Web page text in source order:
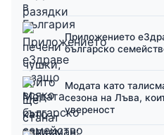
Приложението
българско
Модата като
сезона на Лъва,
увереност